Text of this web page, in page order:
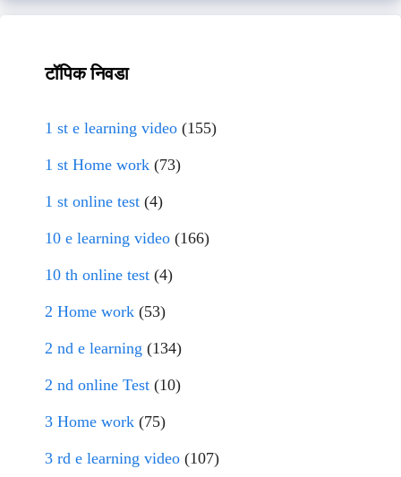
टॉपिक निवडा
1 st e learning video (155)
1 st Home work (73)
1 st online test (4)
10 e learning video (166)
10 th online test (4)
2 Home work (53)
2 nd e learning (134)
2 nd online Test (10)
3 Home work (75)
3 rd e learning video (107)